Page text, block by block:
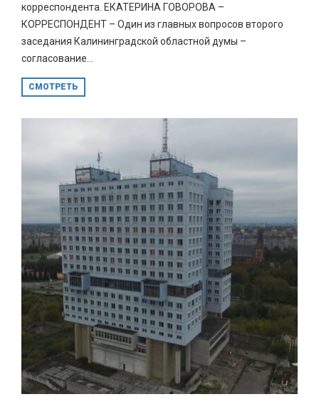
корреспондента. ЕКАТЕРИНА ГОВОРОВА –
КОРРЕСПОНДЕНТ – Один из главных вопросов второго
заседания Калининградской областной думы –
согласование...
СМОТРЕТЬ